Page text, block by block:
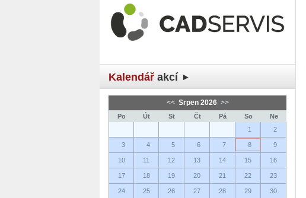
Kalendář akcí
<< Srpen 2026 >>
Po Út St Čt Pá So
Ne
1
2
3 4 5 6 7 8 9
10 11 12 13 14 15 16
17 18 19 20 21 22 23
24 25 26 27 28 29 30